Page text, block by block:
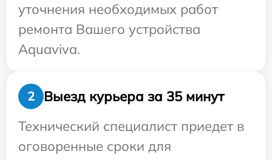
уточнения необходимых работ
ремонта Вашего устройства
Aquaviva.
2
Выезд курьера за 35 минут
Технический специалист приедет в
оговоренные сроки для